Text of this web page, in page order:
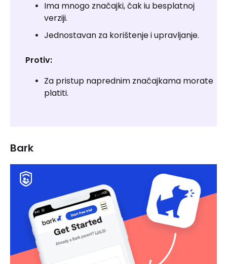
Ima mnogo značajki, čak iu besplatnoj
verziji.
Jednostavan za korištenje i upravljanje.
Protiv:
Za pristup naprednim značajkama morate
platiti.
Bark